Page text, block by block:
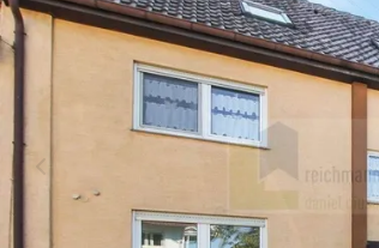
vorheriges Bild